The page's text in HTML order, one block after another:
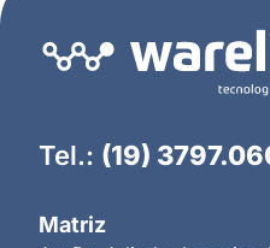
Tel.: (19)
Matriz